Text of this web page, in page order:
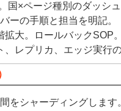
国×ページ種別のダッシュ
ーの手順と担当を明記。
大。ロールバックSOP。
レプリカ、エッジ実行の
をシャーディングしま